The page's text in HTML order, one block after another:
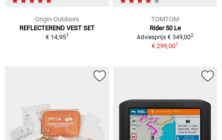
Origin-Outdoors
REFLECTEREND VEST SET
€ 14,951
TOMTOM
Rider 50 Le
Adviesprijs € 349,002
€ 299,001